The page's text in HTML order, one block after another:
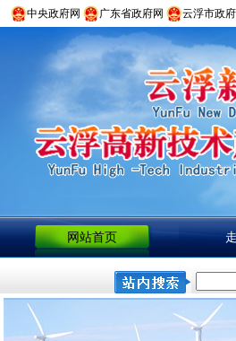
中央政府网 广东省政府网 云浮市政
网站首页